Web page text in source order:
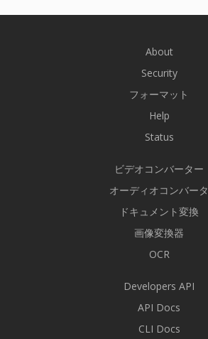
About
Security
フォーマット
Help
Status
ビデオコンバーター
オーディオコンバータ
ドキュメント変換
画像変換器
OCR
Developers API
API Docs
CLI Docs